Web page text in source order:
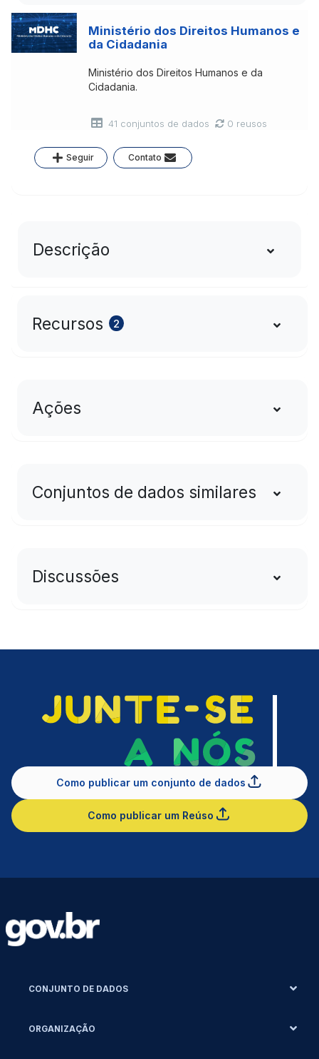
Ministério dos Direitos Humanos e
da Cidadania
Ministério dos Direitos Humanos e da
Cidadania.
41 conjuntos de dados 0 reusos
Seguir Contato
Descrição
Recursos 2
Ações
Conjuntos de dados similares
Discussões
Como publicar um conjunto de dados
Como publicar um Reúso
CONJUNTO DE DADOS
ORGANIZAÇÃO